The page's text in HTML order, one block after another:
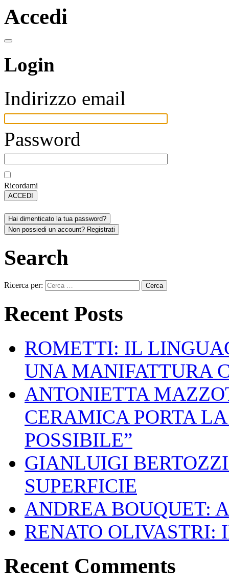
Accedi
Login
Indirizzo email
Password
Ricordami
ACCEDI
Hai dimenticato la tua password?
Non possiedi un account? Registrati
Search
Ricerca per:
Recent Posts
ROMETTI: IL
UNA MANIFATTURA
ANTONIETTA
CERAMICA PORTA
POSSIBILE”
GIANLUIGI
SUPERFICIE
ANDREA BOUQUET:
RENATO OLIVASTRI:
Recent Comments